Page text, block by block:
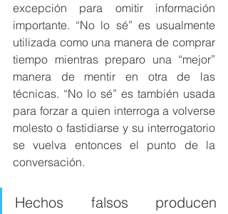
excepción para omitir información
importante. “No lo sé” es usualmente
utilizada como una manera de comprar
tiempo mientras preparo una “mejor”
manera de mentir en otra de las
técnicas. “No lo sé” es también usada
para forzar a quien interroga a volverse
molesto o fastidiarse y su interrogatorio
se vuelva entonces el punto de la
conversación.
Hechos falsos producen